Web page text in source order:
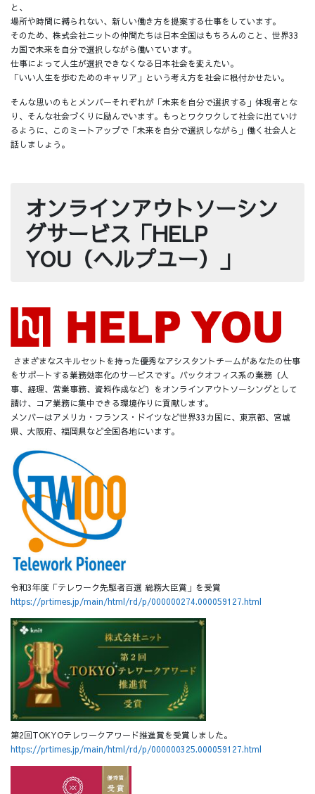
と、
場所や時間に縛られない、新しい働き方を提案する仕事をしています。
そのため、株式会社ニットの仲間たちは日本全国はもちろんのこと、世界33
カ国で未来を自分で選択しながら働いています。
仕事によって人生が選択できなくなる日本社会を変えたい。
「いい人生を歩むためのキャリア」という考え方を社会に根付かせたい。
そんな思いのもとメンバーそれぞれが「未来を自分で選択する」体現者とな
り、そんな社会づくりに励んでいます。もっとワクワクして社会に出ていけ
るように、このミートアップで「未来を自分で選択しながら」働く社会人と
話しましょう。
オンラインアウトソーシン
グサービス「HELP
YOU（ヘルプユー）」
さまざまなスキルセットを持った優秀なアシスタントチームがあなたの仕事
をサポートする業務効率化のサービスです。バックオフィス系の業務（人
事、経理、営業事務、資料作成など）をオンラインアウトソーシングとして
請け、コア業務に集中できる環境作りに貢献します。
メンバーはアメリカ・フランス・ドイツなど世界33カ国に、東京都、宮城
県、大阪府、福岡県など全国各地にいます。
令和3年度「テレワーク先駆者百選 総務大臣賞」を受賞
https://prtimes.jp/main/html/rd/p/000000274.000059127.html
第2回TOKYOテレワークアワード推進賞を受賞しました。
https://prtimes.jp/main/html/rd/p/000000325.000059127.html